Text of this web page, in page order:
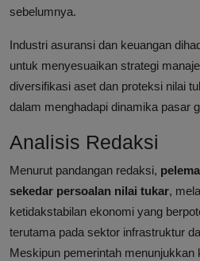
sebelumnya.
Industri asuransi dan keuangan
untuk menyesuaikan strategi
diversifikasi aset dan proteksi nilai
dalam menghadapi dinamika pasar
Analisis Redaksi
Menurut pandangan redaksi,
sekedar persoalan nilai tukar,
ketidakstabilan ekonomi yang
terutama pada sektor infrastruktur
Meskipun pemerintah menunjukkan